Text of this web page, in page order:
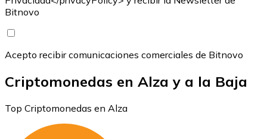
Bitnovo
Acepto recibir comunicaciones comerciales de Bitnovo
Criptomonedas en Alza y a la Baja
Top Criptomonedas en Alza